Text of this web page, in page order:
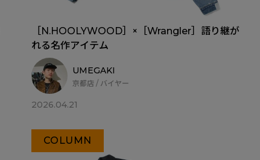
［N.HOOLYWOOD］×［Wrangler］語り継が
れる名作アイテム
UMEGAKI
京都店 / バイヤー
2026.04.21
COLUMN